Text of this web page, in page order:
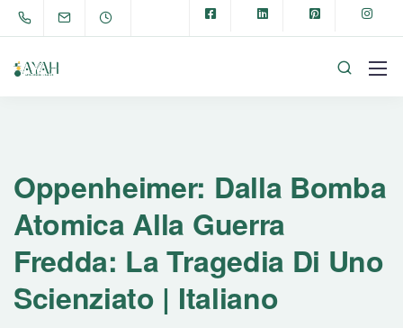
Oppenheimer: Dalla Bomba
Atomica Alla Guerra
Fredda: La Tragedia Di Uno
Scienziato | Italiano